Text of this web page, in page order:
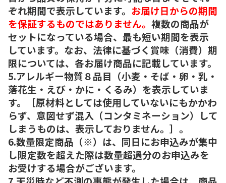
ぞれ期間で表示しています。 お届け日からの期間
を保証するものではありません。 複数の商品が
セットになっている場合、最も短い期間を表示
しています。なお、法律に基づく賞味（消費）期
限については、各お届け商品に記載しています。
5.アレルギー物質８品目（小麦・そば・卵・乳・
落花生・えび・かに・くるみ）を表示していま
す。［原材料としては使用していないにもかかわ
らず、意図せず混入（コンタミネーション）して
しまうものは、表示しておりません。］。
6.数量限定商品（※）は、同日にお申込みが集中
し限定数を超えた際は数量超過分のお申込みを
お受けする場合がございます。